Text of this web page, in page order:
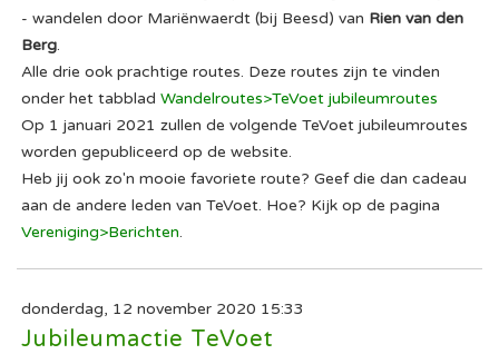
- wandelen door Mariënwaerdt (bij Beesd) van Rien van den
Berg.
Alle drie ook prachtige routes. Deze routes zijn te vinden
onder het tabblad Wandelroutes>TeVoet jubileumroutes
Op 1 januari 2021 zullen de volgende TeVoet jubileumroutes
worden gepubliceerd op de website.
Heb jij ook zo'n mooie favoriete route? Geef die dan cadeau
aan de andere leden van TeVoet. Hoe? Kijk op de pagina
Vereniging>Berichten.
donderdag, 12 november 2020 15:33
Jubileumactie TeVoet